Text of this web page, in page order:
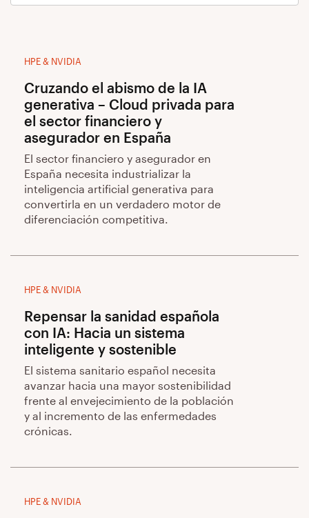
HPE & NVIDIA
Cruzando el abismo de la IA
generativa – Cloud privada para
el sector financiero y
asegurador en España
El sector financiero y asegurador en
España necesita industrializar la
inteligencia artificial generativa para
convertirla en un verdadero motor de
diferenciación competitiva.
HPE & NVIDIA
Repensar la sanidad española
con IA: Hacia un sistema
inteligente y sostenible
El sistema sanitario español necesita
avanzar hacia una mayor sostenibilidad
frente al envejecimiento de la población
y al incremento de las enfermedades
crónicas.
HPE & NVIDIA